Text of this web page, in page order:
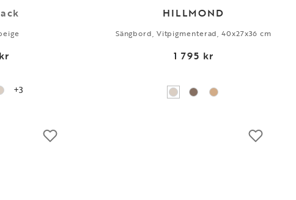
+3
HILLMOND
Sängbord, Vitpigmenterad, 40x27x36 cm
1 795 kr